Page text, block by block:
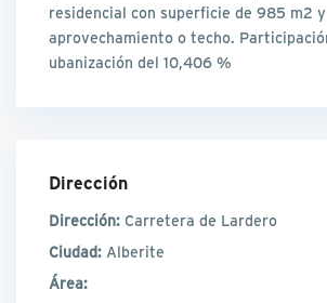
residencial con superficie de 985 m2
aprovechamiento o techo.
ubanización del 10,406 %
Dirección
Dirección: Carretera de Lardero
Ciudad: Alberite
Área: